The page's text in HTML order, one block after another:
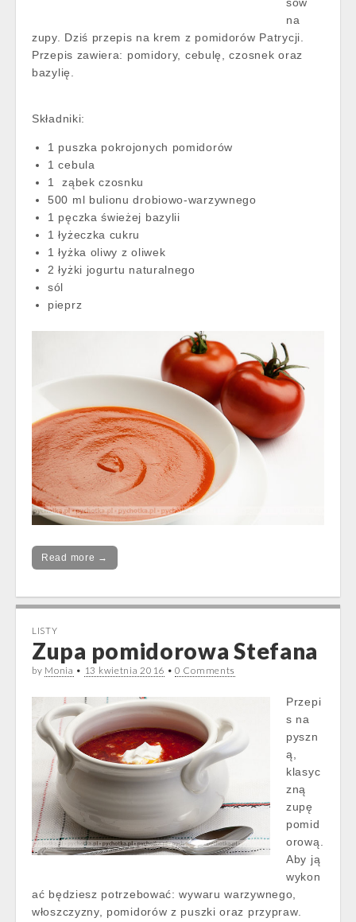
na
zupy. Dziś przepis na krem z pomidorów Patrycji.
Przepis zawiera: pomidory, cebulę, czosnek oraz
bazylię.
Składniki:
1 puszka pokrojonych pomidorów
1 cebula
1 ząbek czosnku
500 ml bulionu drobiowo-warzywnego
1 pęczka świeżej bazylii
1 łyżeczka cukru
1 łyżka oliwy z oliwek
2 łyżki jogurtu naturalnego
sól
pieprz
Read more →
LISTY
Zupa pomidorowa Stefana
by Monia • 13 kwietnia 2016 •0 Comments
Przepi
s na
pyszn
ą,
klasyc
zną
zupę
pomid
orową.
Aby ją
wykon
ać będziesz potrzebować: wywaru warzywnego,
włoszczyzny, pomidorów z puszki oraz przypraw.